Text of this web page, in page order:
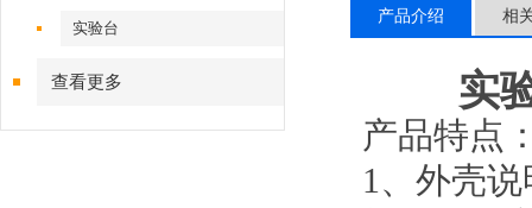
实验台
查看更多
产品介绍 相
实
产品特点
1、外壳